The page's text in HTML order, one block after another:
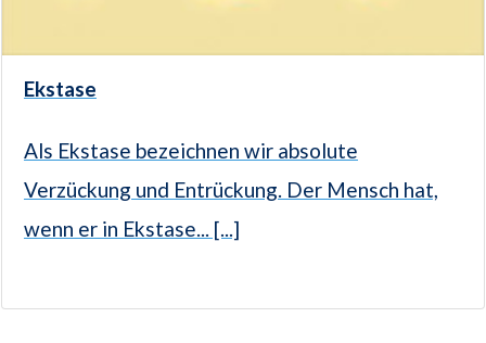
Ekstase
Als Ekstase bezeichnen wir absolute
Verzückung und Entrückung. Der Mensch hat,
wenn er in Ekstase... [...]